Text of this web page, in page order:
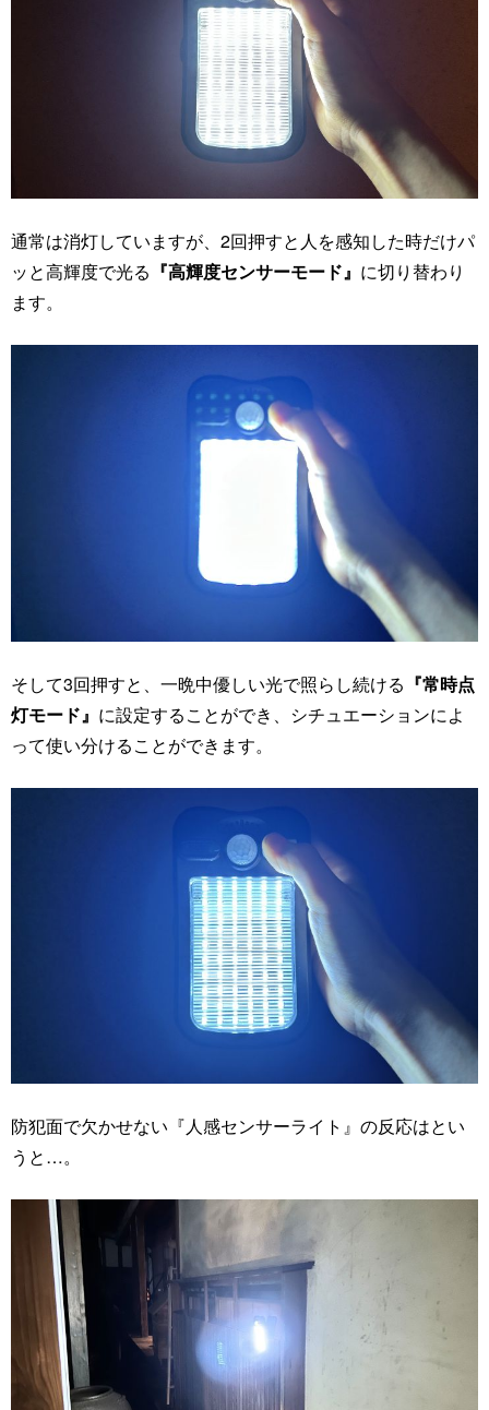
通常は消灯していますが、2回押すと人を感知した時だけパ
ッと高輝度で光る 『高輝度センサーモード』 に切り替わり
ます。
そして3回押すと、一晩中優しい光で照らし続ける 『常時点
灯モード』 に設定することができ、シチュエーションによ
って使い分けることができます。
防犯面で欠かせない『人感センサーライト』の反応はとい
うと…。